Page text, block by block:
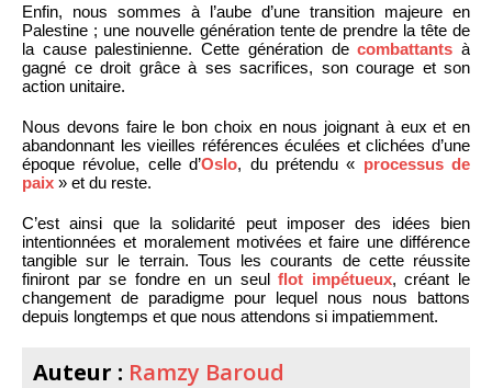
Enfin, nous sommes à l’aube d’une transition majeure en
Palestine ; une nouvelle génération tente de prendre la tête de
la cause palestinienne. Cette génération decombattants à
gagné ce droit grâce à ses sacrifices, son courage et son
action unitaire.
Nous devons faire le bon choix en nous joignant à eux et en
abandonnant les vieilles références éculées et clichées d’une
époque révolue, celle d’Oslo, du prétendu « processus de
paix » et du reste.
C’est ainsi que la solidarité peut imposer des idées bien
intentionnées et moralement motivées et faire une différence
tangible sur le terrain. Tous les courants de cette réussite
finiront par se fondre en un seulflot impétueux, créant le
changement de paradigme pour lequel nous nous battons
depuis longtemps et que nous attendons si impatiemment.
Auteur : Ramzy Baroud